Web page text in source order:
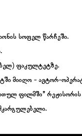
სოფელ წარჩეში.
ფაკულტეტზე.
მიიღო - ავტორ-
ფილმში”